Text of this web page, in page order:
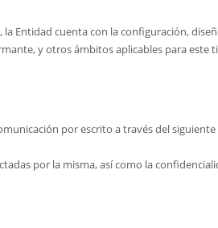
Entidad cuenta con la configuración,
y otros ámbitos aplicables para este
por escrito a través del siguiente
por la misma, así como la